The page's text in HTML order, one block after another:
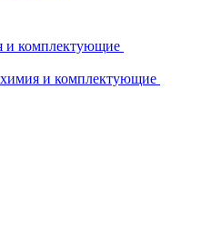
и комплектующие
химия и комплектующие